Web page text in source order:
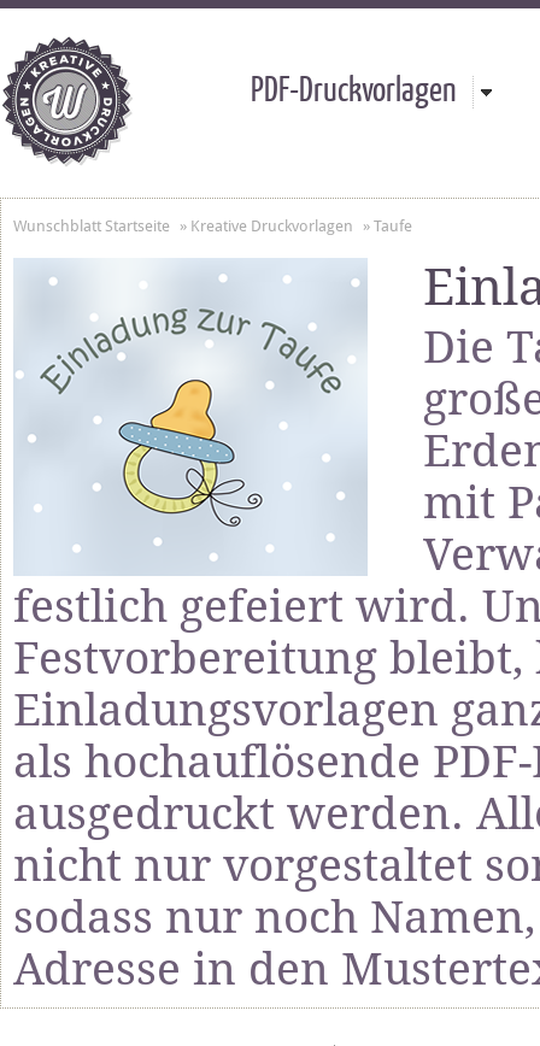
PDF-Druckvorlagen
Wunschblatt Startseite » Kreative Druckvorlagen » Taufe
Die
mit
festlich gefeiert wird.
Festvorbereitung bleibt,
Einladungsvorlagen
als hochauflösende
ausgedruckt werden.
nicht nur vorgestaltet
sodass nur noch
Adresse in den